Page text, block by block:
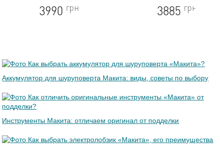
3885 9368
Аккумулятор для шуруповерта Макита: виды, советы по выбору
Инструменты Макита: отличаем оригинал от подделки